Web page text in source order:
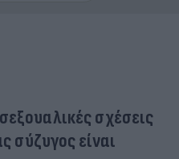
σχέσεις
σύζυγος είναι